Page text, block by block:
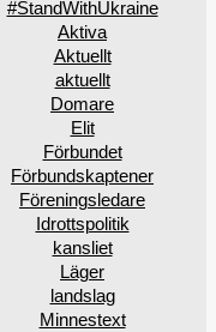
#StandWithUkraine
Aktiva
Aktuellt
aktuellt
Domare
Elit
Förbundet
Förbundskaptener
Föreningsledare
Idrottspolitik
kansliet
Läger
landslag
Minnestext